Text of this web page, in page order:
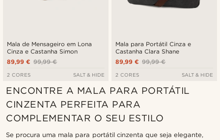
Mala de Mensageiro em Lona
Cinza e Castanha Simon
99,99 €
89,99 €
2 CORES SALT & HIDE
Mala para Portátil Cinza e
Castanha Clara Shane
99,99 €
89,99 €
2 CORES SALT & HIDE
ENCONTRE A MALA PARA PORTÁTIL
CINZENTA PERFEITA PARA
COMPLEMENTAR O SEU ESTILO
Se procura uma mala para portátil cinzenta que seja elegante,